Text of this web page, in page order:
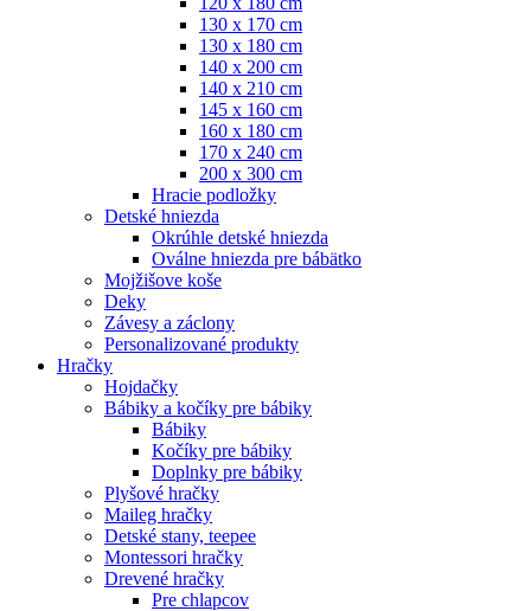
130 x 170 cm
130 x 180 cm
140 x 200 cm
140 x 210 cm
145 x 160 cm
160 x 180 cm
170 x 240 cm
200 x 300 cm
Hracie podložky
Detské hniezda
Okrúhle detské hniezda
Oválne hniezda pre bábätko
Mojžišove koše
Deky
Závesy a záclony
Personalizované produkty
Hračky
Hojdačky
Bábiky a kočíky pre bábiky
Bábiky
Kočíky pre bábiky
Doplnky pre bábiky
Plyšové hračky
Maileg hračky
Detské stany, teepee
Montessori hračky
Drevené hračky
Pre chlapcov